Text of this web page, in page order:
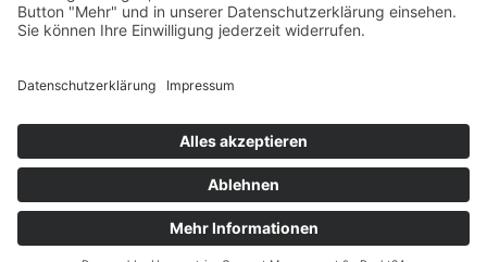
© 2025 - Alle Rechte vorbehalten.
Impressum
Datenschutzerklärung
Erklärung zur Barrierefreiheit